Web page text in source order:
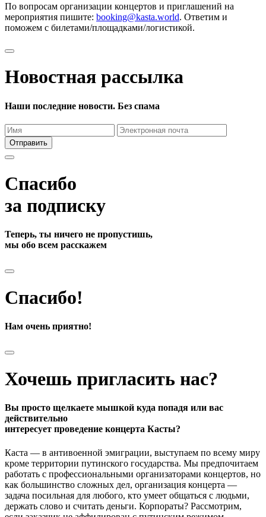
По вопросам организации концертов и приглашений на
мероприятия пишите: booking@kasta.world. Ответим и
поможем с билетами/площадками/логистикой.
Новостная рассылка
Наши последние новости. Без спама
Отправить
Спасибо
за подписку
Теперь, ты ничего не пропустишь,
мы обо всем расскажем
Спасибо!
Нам очень приятно!
Хочешь пригласить нас?
Вы просто щелкаете мышкой куда попадя или вас
действительно
интересует проведение концерта Касты?
Каста — в антивоенной эмиграции, выступаем по всему миру
кроме территории путинского государства. Мы предпочитаем
работать с профессиональными организаторами концертов, но
как большинство сложных дел, организация концерта —
задача посильная для любого, кто умеет общаться с людьми,
держать слово и считать деньги. Корпораты? Рассмотрим,